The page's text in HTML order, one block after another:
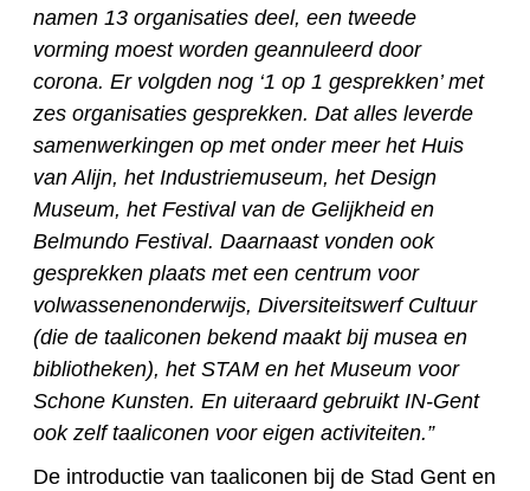
namen 13 organisaties deel, een tweede
vorming moest worden geannuleerd door
corona. Er volgden nog ‘1 op 1 gesprekken’ met
zes organisaties gesprekken. Dat alles leverde
samenwerkingen op met onder meer het Huis
van Alijn, het Industriemuseum, het Design
Museum, het Festival van de Gelijkheid en
Belmundo Festival. Daarnaast vonden ook
gesprekken plaats met een centrum voor
volwassenenonderwijs, Diversiteitswerf Cultuur
(die de taaliconen bekend maakt bij musea en
bibliotheken), het STAM en het Museum voor
Schone Kunsten. En uiteraard gebruikt IN-Gent
ook zelf taaliconen voor eigen activiteiten.”
De introductie van taaliconen bij de Stad Gent en